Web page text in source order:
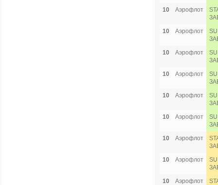
10 Аэрофлот
10
Аэрофлот
10
Аэрофлот
10
Аэрофлот
10
Аэрофлот
10
Аэрофлот
10
Аэрофлот
10
Аэрофлот
10
Аэрофлот